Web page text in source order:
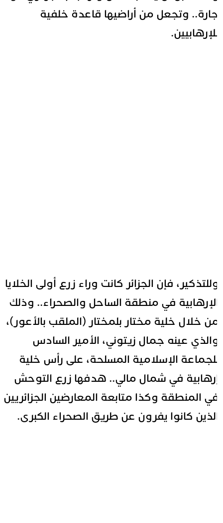
وتجعل من أراضيها قاعدة خلفية
فإن الجزائر كانت وراء زرع أولى الخلايا
في منطقة الساحل والصحراء.. وذلك
خلال خلية مختار بلمختار (الملقب بالأعور)،
عينه جمال زيتوني، الأمير السادس
الإسلامية المسلحة، على رأس خلية
في شمال مالي.. هدفها زرع التوحش
المنطقة وكذا متابعة المعارضين الجزائريين
كانوا يفرون عن طريق الصحراء الكبرى.